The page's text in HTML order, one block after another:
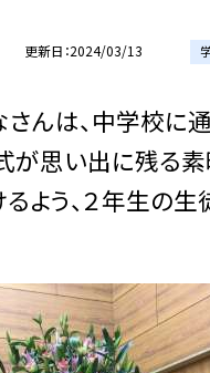
更新日 2024/03/13
んは、中学校に
思い出に残る素
よう、２年生の